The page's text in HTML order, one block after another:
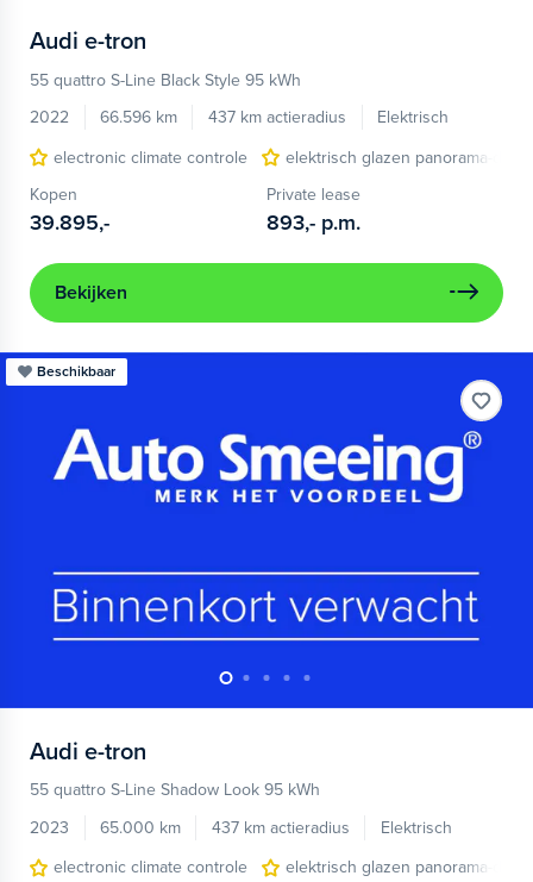
Audi e-tron
55 quattro S-Line Black Style 95 kWh
2022
66.596 km 437 km actieradius
Elektrisch
electronic climate controle
elektrisch glazen panorama-dak
Kopen
39.895,-
Private lease
893,- p.m.
Bekijken
Beschikbaar
Audi e-tron
55 quattro S-Line Shadow Look 95 kWh
2023
65.000 km 437 km actieradius
Elektrisch
electronic climate controle
elektrisch glazen panorama-dak